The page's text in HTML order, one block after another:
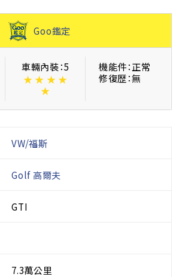
Goo鑑定
車輛內裝：5
★ ★ ★ ★
★
機能件：正常
修復歴：無
VW/福斯
Golf 高爾夫
GTI
7.3萬公里